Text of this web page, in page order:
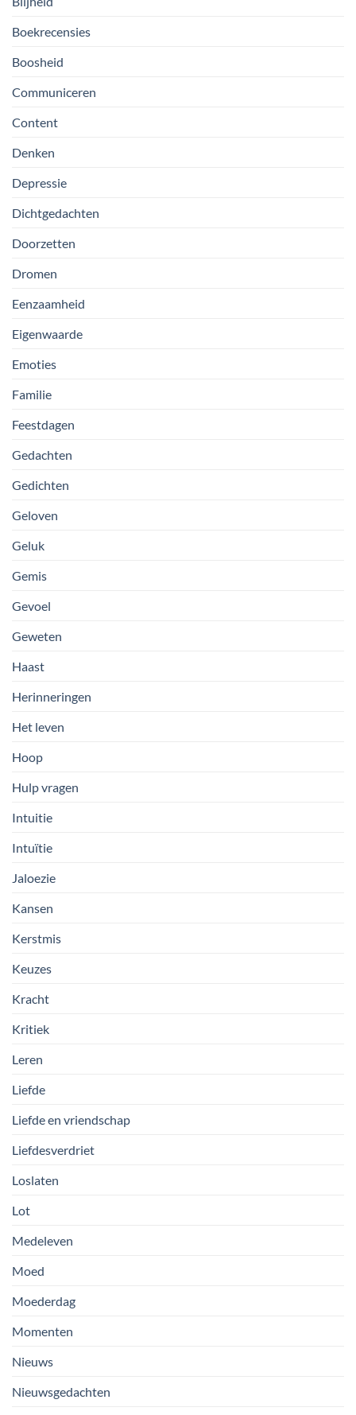
Boekrecensies
Boosheid
Communiceren
Content
Denken
Depressie
Dichtgedachten
Doorzetten
Dromen
Eenzaamheid
Eigenwaarde
Emoties
Familie
Feestdagen
Gedachten
Gedichten
Geloven
Geluk
Gemis
Gevoel
Geweten
Haast
Herinneringen
Het leven
Hoop
Hulp vragen
Intuitie
Intuïtie
Jaloezie
Kansen
Kerstmis
Keuzes
Kracht
Kritiek
Leren
Liefde
Liefde en vriendschap
Liefdesverdriet
Loslaten
Lot
Medeleven
Moed
Moederdag
Momenten
Nieuws
Nieuwsgedachten